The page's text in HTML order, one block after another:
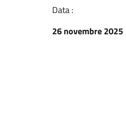
Data :
26 novembre 2025